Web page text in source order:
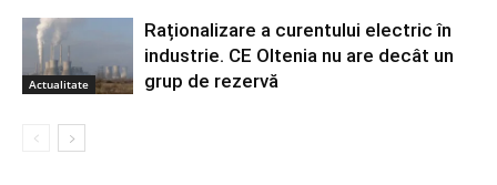
Actualitate
Raționalizare a curentului electric în
industrie. CE Oltenia nu are decât un
grup de rezervă